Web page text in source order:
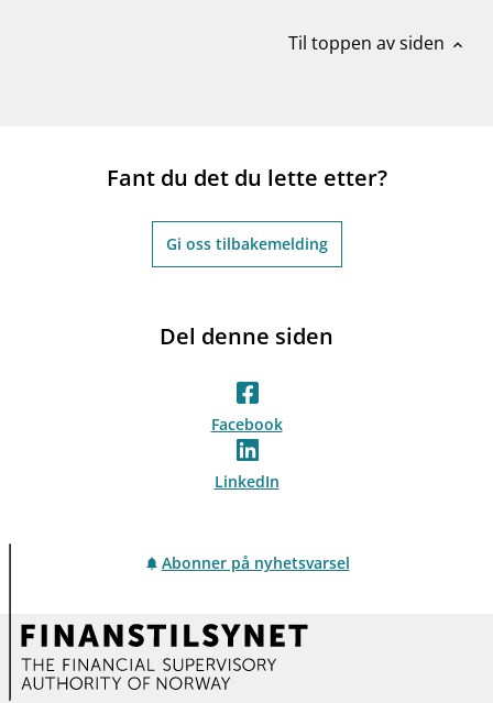
Til toppen av siden expand_less
Fant du det du lette etter?
Gi oss tilbakemelding
Del denne siden
Facebook
LinkedIn
Abonner på nyhetsvarsel